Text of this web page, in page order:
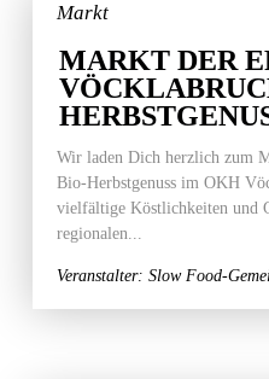
Markt
MARKT DER
Wir laden Dich herzlich zum
Bio-Herbstgenuss im OKH
vielfältige Köstlichkeiten und
regionalen...
Veranstalter: Slow Food-